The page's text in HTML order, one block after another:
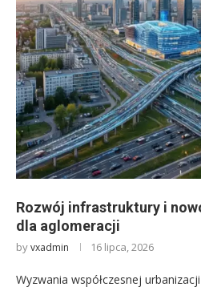
Rozwój infrastruktury i
dla aglomeracji
byvxadmin 16 lipca, 2026
Wyzwania współczesnej